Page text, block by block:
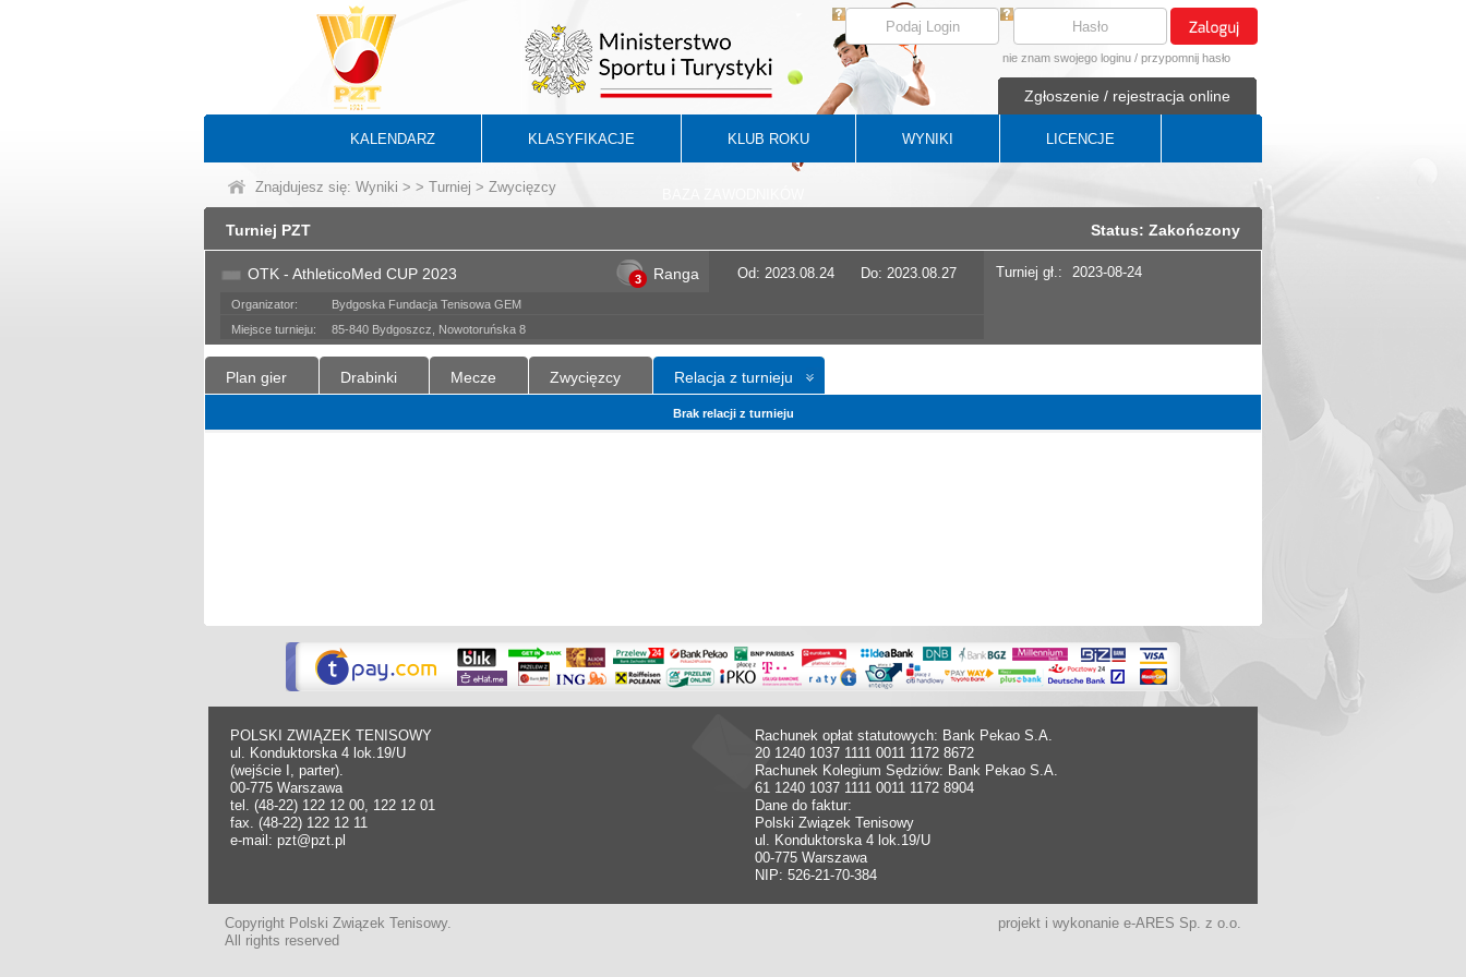
nie znam swojego loginu / przypomnij hasło
Zgłoszenie / rejestracja online
KALENDARZ KLASYFIKACJE KLUB ROKU WYNIKI LICENCJE
Znajdujesz się: Wyniki > > Turniej > Zwycięzcy
Turniej PZT Status: Zakończony
OTK - AthleticoMed CUP 2023 3 Ranga Od: 2023.08.24 Do: 2023.08.27
Organizator:
Bydgoska Fundacja Tenisowa GEM
Miejsce turnieju:
85-840 Bydgoszcz, Nowotoruńska 8
Turniej gł.: 2023-08-24
Plan gier Drabinki Mecze Zwycięzcy Relacja z turnieju
Brak relacji z turnieju
POLSKI ZWIĄZEK TENISOWY
ul. Konduktorska 4 lok.19/U
(wejście I, parter).
00-775 Warszawa
tel. (48-22) 122 12 00, 122 12 01
fax. (48-22) 122 12 11
e-mail: pzt@pzt.pl
Rachunek opłat statutowych: Bank Pekao S.A.
20 1240 1037 1111 0011 1172 8672
Rachunek Kolegium Sędziów: Bank Pekao S.A.
61 1240 1037 1111 0011 1172 8904
Dane do faktur:
Polski Związek Tenisowy
ul. Konduktorska 4 lok.19/U
00-775 Warszawa
NIP: 526-21-70-384
Copyright Polski Związek Tenisowy.
All rights reserved
projekt i wykonanie e-ARES Sp. z o.o.